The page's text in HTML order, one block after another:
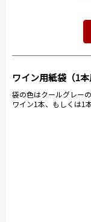
ワイン用紙袋（1本
袋の色はクールグレーの
ワイン1本、もしくは1